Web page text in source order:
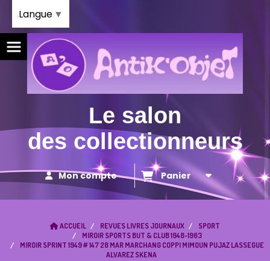
Le salon
des collectionneurs
Mon compte Panier
ACCUEIL REVUES LIVRES JOURNAUX
SPORT
MIROIR SPORTS BUT & CLUB 1948-1963
MIROIR SPRINT 1949 # 147 28 MAR MARCHANG COPPI MIMOUN PUJAZ LASSEGUE
ALVAREZ SKENA
Langue ▼